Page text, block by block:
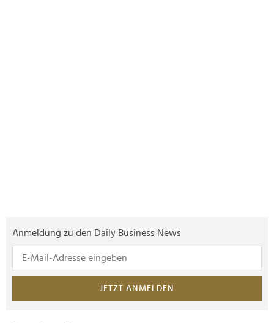
Anmeldung zu den Daily Business News
JETZT ANMELDEN